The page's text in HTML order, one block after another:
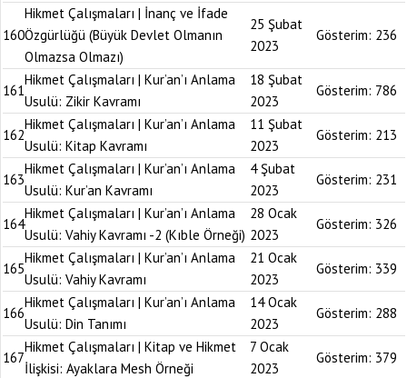
160
Hikmet Çalışmaları | İnanç ve İfade
Özgürlüğü (Büyük Devlet Olmanın
Olmazsa Olmazı)
25 Şubat
2023
Gösterim: 236
161
Hikmet Çalışmaları | Kur’an’ı Anlama
Usulü: Zikir Kavramı
18 Şubat
2023
Gösterim: 786
162
Hikmet Çalışmaları | Kur’an’ı Anlama
Usulü: Kitap Kavramı
11 Şubat
2023
Gösterim: 213
163
Hikmet Çalışmaları | Kur’an’ı Anlama
Usulü: Kur’an Kavramı
4 Şubat
2023
Gösterim: 231
164
Hikmet Çalışmaları | Kur’an’ı Anlama
Usulü: Vahiy Kavramı -2 (Kıble Örneği)
28 Ocak
2023
Gösterim: 326
165
Hikmet Çalışmaları | Kur’an’ı Anlama
Usulü: Vahiy Kavramı
21 Ocak
2023
Gösterim: 339
166
Hikmet Çalışmaları | Kur’an’ı Anlama
Usulü: Din Tanımı
14 Ocak
2023
Gösterim: 288
167
Hikmet Çalışmaları | Kitap ve Hikmet
İlişkisi: Ayaklara Mesh Örneği
7 Ocak
2023
Gösterim: 379